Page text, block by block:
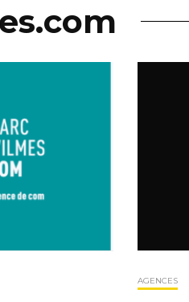
AGENCES